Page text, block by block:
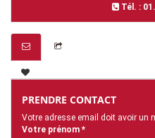
Tél. :
PRENDRE CONTACT
Votre adresse email doit avoir un
Votre prénom *